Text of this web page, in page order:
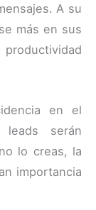
A su
más en sus
en el
serán
lo creas, la
importancia